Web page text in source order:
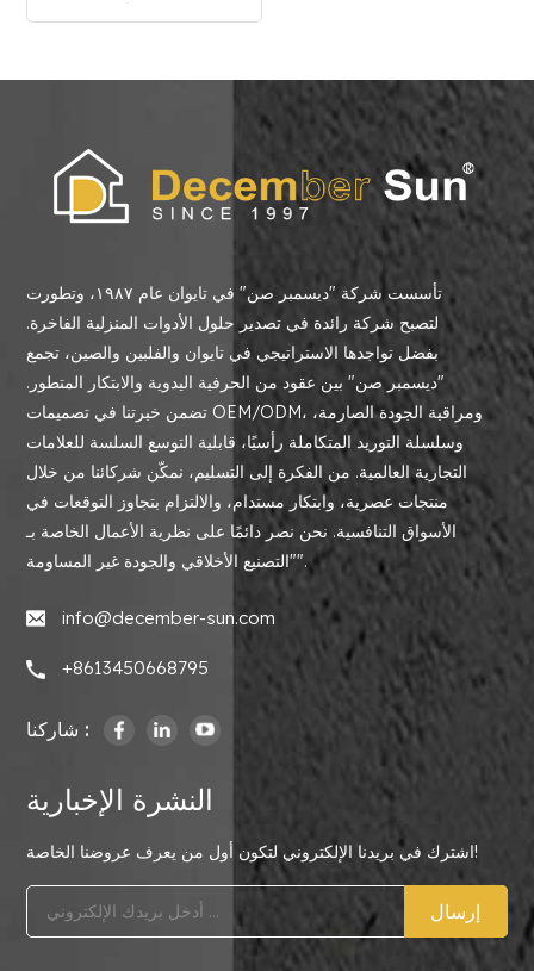
تأسست شركة "ديسمبر صن" في تايوان عام ١٩٨٧، وتطورت
لتصبح شركة رائدة في تصدير حلول الأدوات المنزلية الفاخرة.
بفضل تواجدها الاستراتيجي في تايوان والفلبين والصين، تجمع
"ديسمبر صن" بين عقود من الحرفية اليدوية والابتكار المتطور.
تضمن خبرتنا في تصميمات OEM/ODM، ومراقبة الجودة الصارمة،
وسلسلة التوريد المتكاملة رأسيًا، قابلية التوسع السلسة للعلامات
التجارية العالمية. من الفكرة إلى التسليم، نمكّن شركائنا من خلال
منتجات عصرية، وابتكار مستدام، والالتزام بتجاوز التوقعات في
الأسواق التنافسية. نحن نصر دائمًا على نظرية الأعمال الخاصة بـ
"التصنيع الأخلاقي والجودة غير المساومة".
info@december-sun.com
+8613450668795
شاركنا :
النشرة الإخبارية
اشترك في بريدنا الإلكتروني لتكون أول من يعرف عروضنا الخاصة!
إرسال